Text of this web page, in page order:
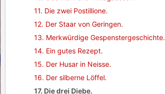
11. Die zwei Postillione.
12. Der Staar von Geringen.
13. Merkwürdige Gespenstergeschichte.
14. Ein gutes Rezept.
15. Der Husar in Neisse.
16. Der silberne Löffel.
17. Die drei Diebe.